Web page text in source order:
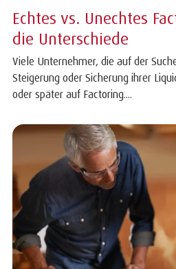
Echtes vs. Unechtes
die Unterschiede
Viele Unternehmer, die auf der
Steigerung oder Sicherung ihrer
oder später auf Factoring....